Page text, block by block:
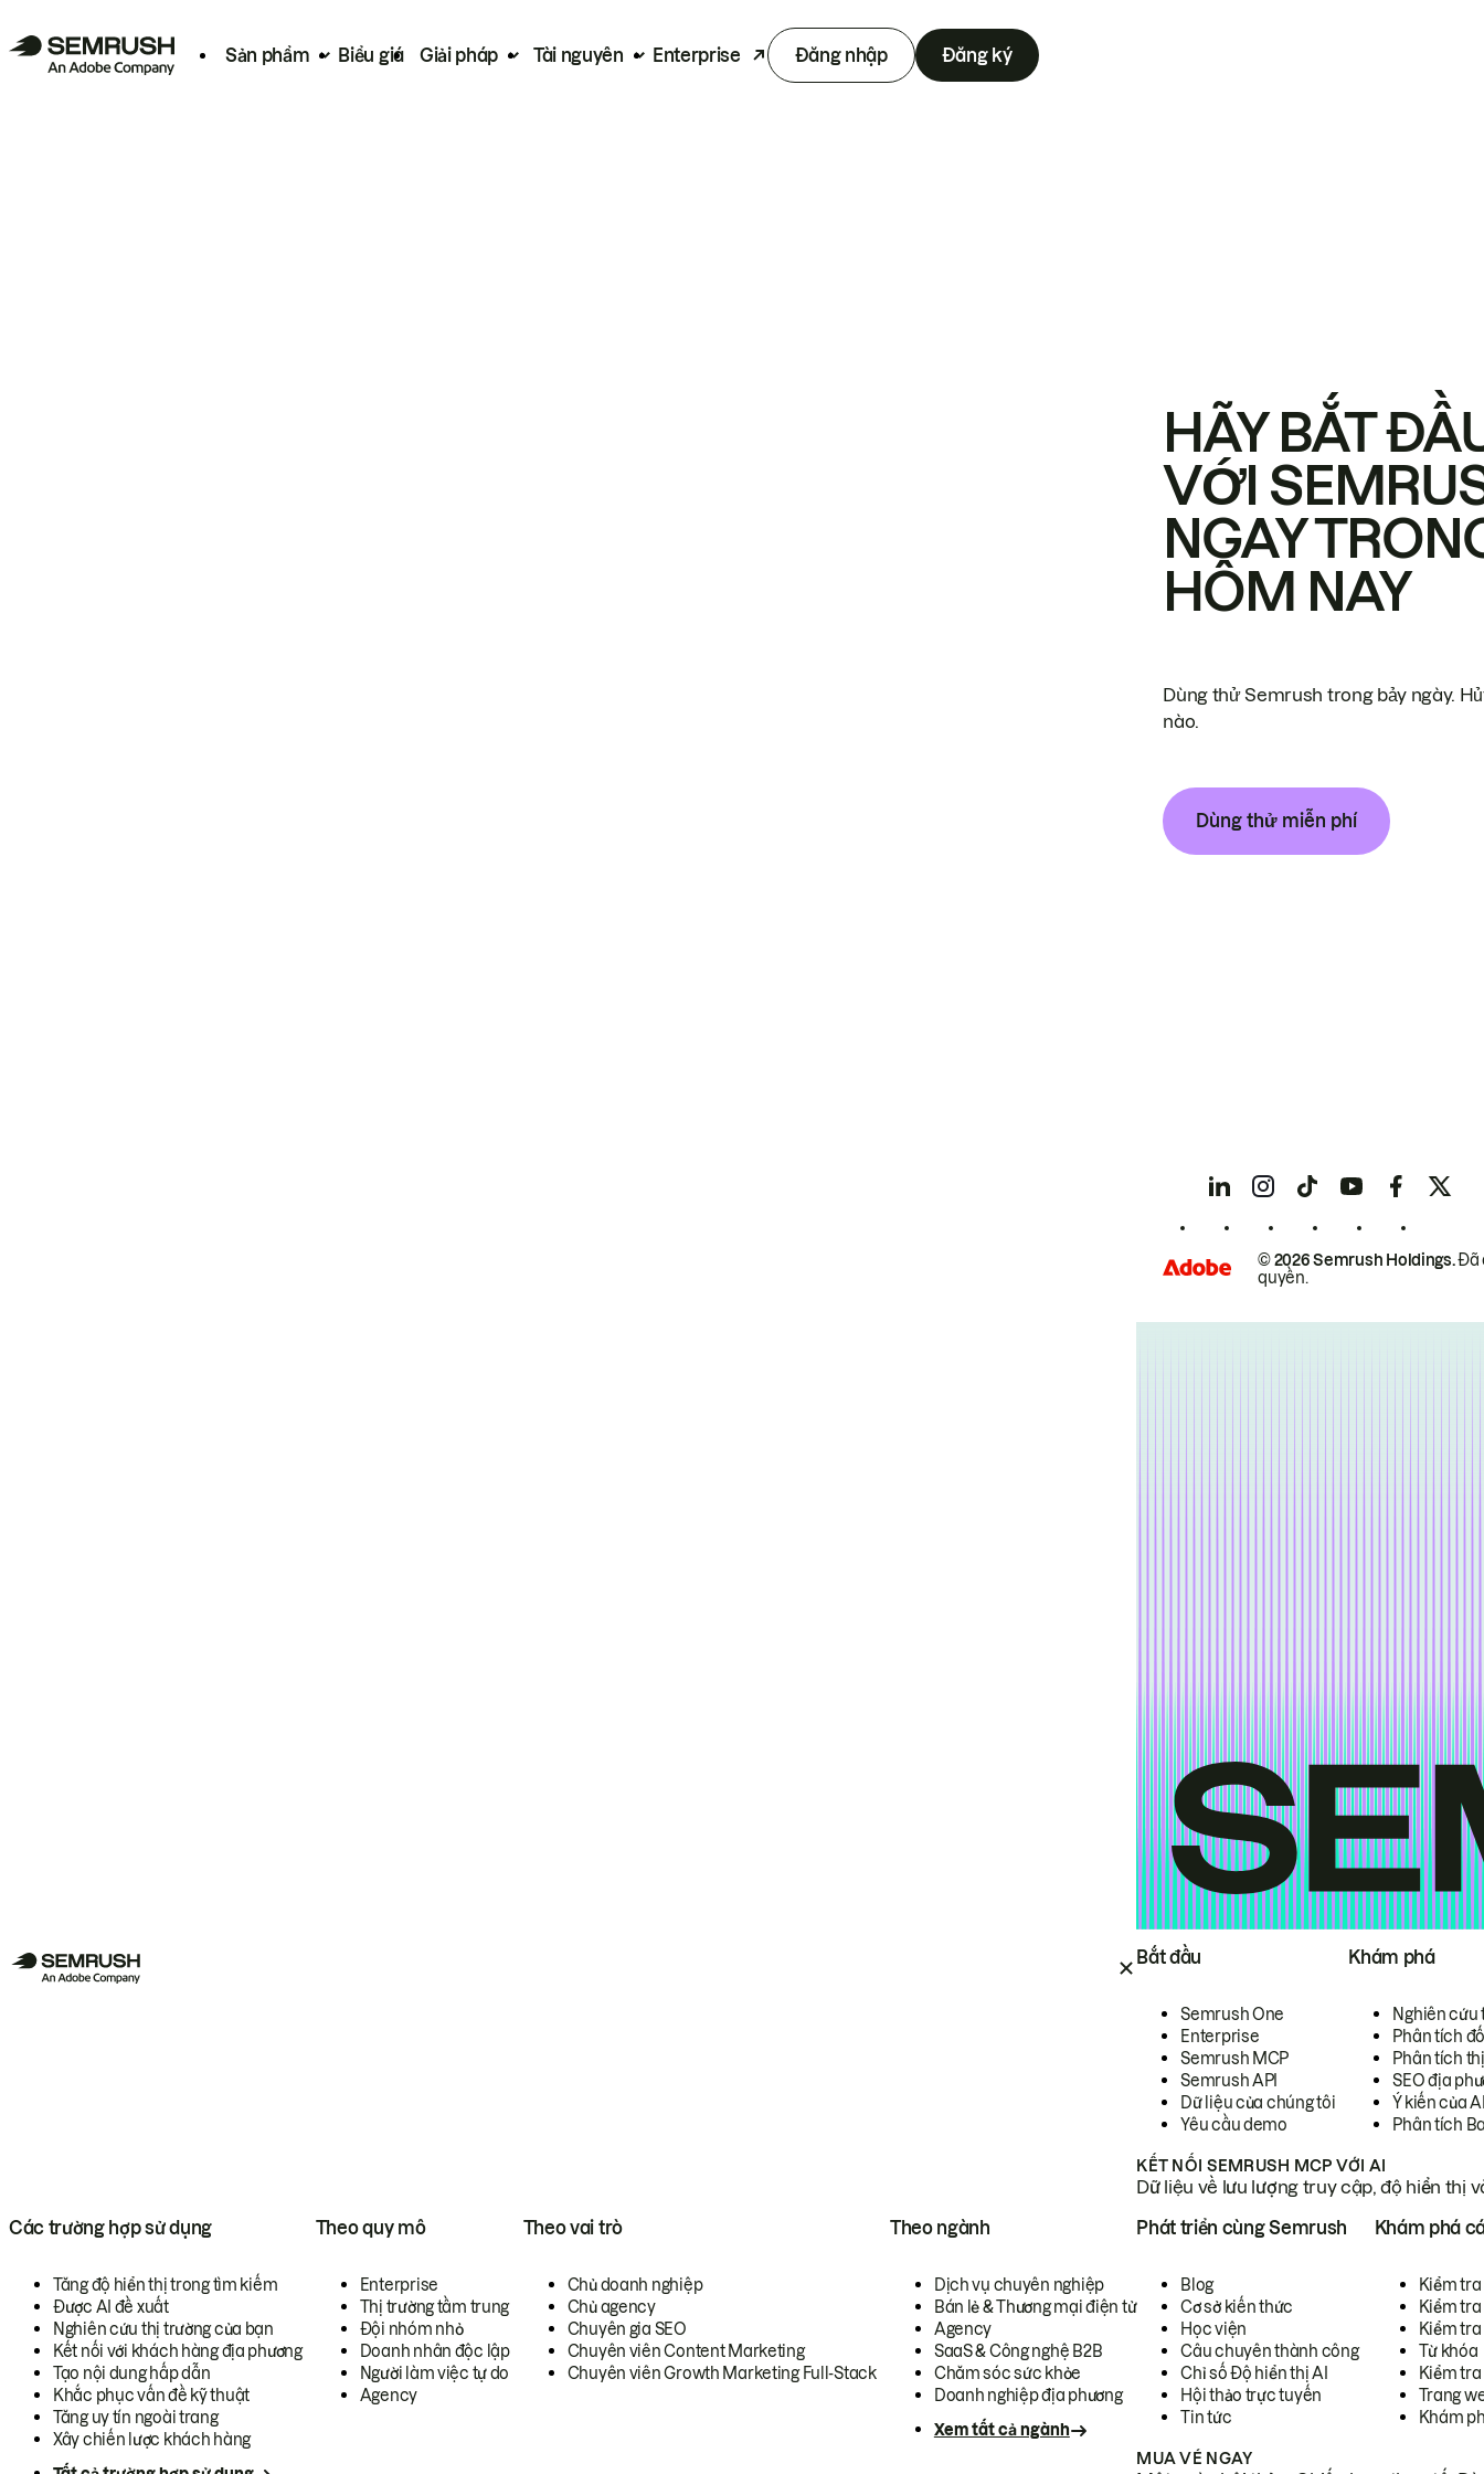
Sản phẩm Biểu giá Giải pháp Tài nguyên Enterprise Đăng nhập Đăng ký
Bắt đầu
Semrush One
Enterprise
Semrush MCP
Semrush API
Dữ liệu của chúng tôi
Yêu cầu demo
Khám phá
Nghiên cứu
Phân tích
Phân tích
SEO địa
Ý kiến của
Phân tích
KẾT NỐI SEMRUSH MCP VỚI AI
Dữ liệu về lưu lượng truy cập, độ hiển thị
Các trường hợp sử dụng
Tăng độ hiển thị trong tìm kiếm
Được AI đề xuất
Nghiên cứu thị trường của bạn
Kết nối với khách hàng địa phương
Tạo nội dung hấp dẫn
Khắc phục vấn đề kỹ thuật
Tăng uy tín ngoài trang
Xây chiến lược khách hàng
Theo quy mô
Enterprise
Thị trường tầm trung
Đội nhóm nhỏ
Doanh nhân độc lập
Người làm việc tự do
Agency
Theo vai trò
Chủ doanh nghiệp
Chủ agency
Chuyên gia SEO
Chuyên viên Content Marketing
Chuyên viên Growth Marketing Full-Stack
Theo ngành
Dịch vụ chuyên nghiệp
Bán lẻ & Thương mại điện tử
Agency
SaaS & Công nghệ B2B
Chăm sóc sức khỏe
Doanh nghiệp địa phương
Xem tất cả ngành
Phát triển cùng Semrush
Blog
Cơ sở kiến thức
Học viện
Câu chuyên thành công
Chỉ số Độ hiển thị AI
Hội thảo trực tuyến
Tin tức
Khám phá
Kiểm
Kiểm tra
Kiểm
Từ khóa
Kiểm
Trang
Khám
MUA VÉ NGAY
HÃY BẮT
VỚI
NGAY
HÔM NAY
Dùng thử Semrush trong bảy ngày.
nào.
Dùng thử miễn phí
© 2026 Semrush Holdings.Đã
quyền.